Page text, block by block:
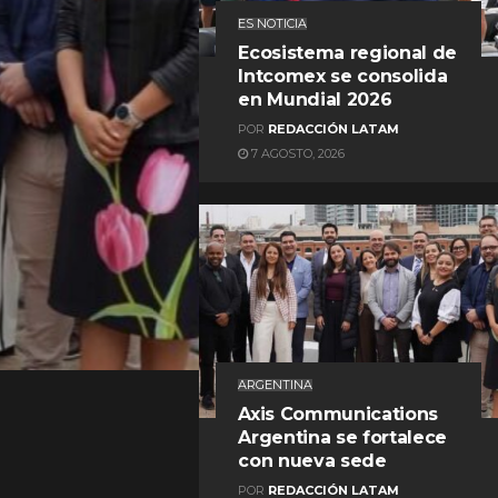
ES NOTICIA
Ecosistema regional de
Intcomex se consolida
en Mundial 2026
POR REDACCIÓN LATAM
7 AGOSTO, 2026
ARGENTINA
Axis Communications
Argentina se fortalece
con nueva sede
POR REDACCIÓN LATAM